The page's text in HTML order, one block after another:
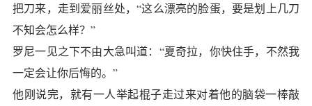
把刀来，走到爱丽丝处，“这么漂亮的脸蛋，要是划上几刀
不知会怎么样？”
罗尼一见之下不由大急叫道：“夏奇拉，你快住手，不然我
一定会让你后悔的。”
他刚说完，就有一人举起棍子走过来对着他的脑袋一棒敲